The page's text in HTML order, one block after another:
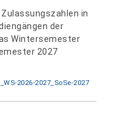
in
der
Wintersemester
2027
2026-2027_SoSe-2027